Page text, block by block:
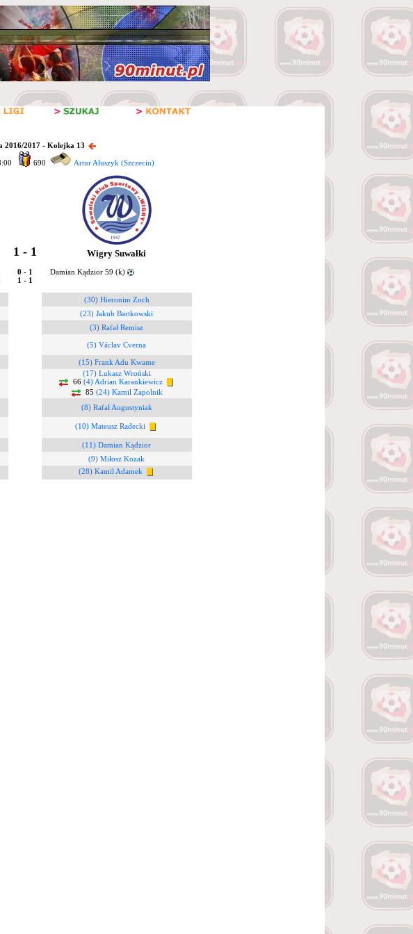
2016/2017 - Kolejka 13
690 Artur Aluszyk (Szczecin)
1 - 1 Wigry Suwałki
0 - 1
Damian Kądzior 59 (k)
1 - 1
(30) Hieronim Zoch
(23) Jakub Bartkowski
(3) Rafał Remisz
(5) Václav Cverna
(15) Frank Adu Kwame
(17) Łukasz Wroński
66 (4) Adrian Karankiewicz
85 (24) Kamil Zapolnik
(8) Rafał Augustyniak
(10) Mateusz Radecki
(11) Damian Kądzior
(9) Miłosz Kozak
(28) Kamil Adamek